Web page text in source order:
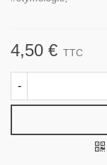
4,50 € TTC
-